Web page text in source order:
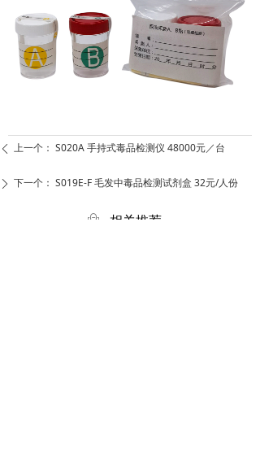
ꂆ 相关推荐
ꄴ 上一个： S020A 手持式毒品检测仪 48000元／台
ꄲ 下一个： S019E-F 毛发中毒品检测试剂盒 32元/人份